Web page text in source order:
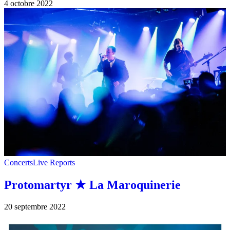
4 octobre 2022
ConcertsLive Reports
Protomartyr ★ La Maroquinerie
20 septembre 2022